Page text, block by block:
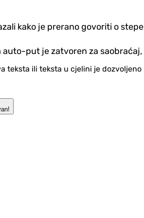
kako je prerano govoriti o
auto-put je zatvoren za saobraćaj,
teksta ili teksta u cjelini je